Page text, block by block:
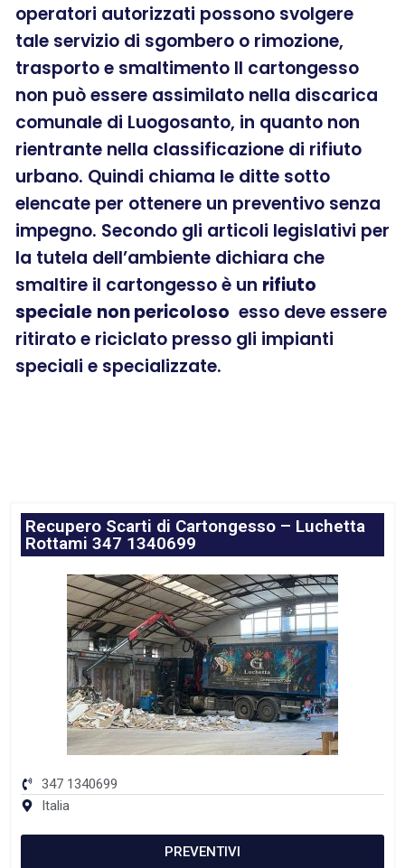
operatori autorizzati possono svolgere
tale servizio di sgombero o rimozione,
trasporto e smaltimento Il cartongesso
non può essere assimilato nella discarica
comunale di Luogosanto, in quanto non
rientrante nella classificazione di rifiuto
urbano. Quindi chiama le ditte sotto
elencate per ottenere un preventivo senza
impegno. Secondo gli articoli legislativi per
la tutela dell’ambiente dichiara che
smaltire il cartongesso è un rifiuto
speciale non pericoloso esso deve essere
ritirato e riciclato presso gli impianti
speciali e specializzate.
Recupero Scarti di Cartongesso – Luchetta
Rottami 347 1340699
347 1340699
Italia
PREVENTIVI